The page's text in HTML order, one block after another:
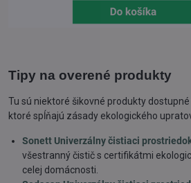
Tipy na overené produkty
Tu sú niektoré šikovné produkty
ktoré spĺňajú zásady ekologického
Sonett Univerzálny čistiaci prostriedok
všestranný čistič s certifikátmi
celej domácnosti.